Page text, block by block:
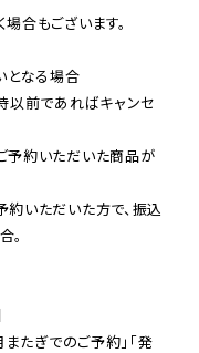
合もございます。
となる場合
以前であればキャンセ
予約いただいた商品が
いただいた方で、振込
。
またぎでのご予約」「発